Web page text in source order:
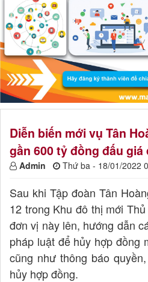
Diễn biến mới vụ Tân
gần 600 tỷ đồng đấu giá
Admin Thứ ba - 18/01/2022
Sau khi Tập đoàn Tân
12 trong Khu đô thị mới
đơn vị này lên, hướng dẫn
pháp luật để hủy hợp đồng
cũng như thông báo
hủy hợp đồng.